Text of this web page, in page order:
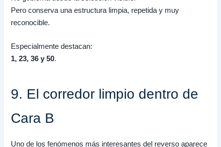
Pero conserva una estructura limpia, repetida y muy
reconocible.
Especialmente destacan:
1, 23, 36 y 50.
9. El corredor limpio dentro de
Cara B
Uno de los fenómenos más interesantes del reverso aparece